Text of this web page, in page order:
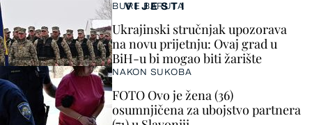
VIJESTI
BURE BARUTA
Ukrajinski stručnjak upozorava
na novu prijetnju: Ovaj grad u
BiH-u bi mogao biti žarište
NAKON SUKOBA
FOTO Ovo je žena (36)
osumnjičena za ubojstvo partnera